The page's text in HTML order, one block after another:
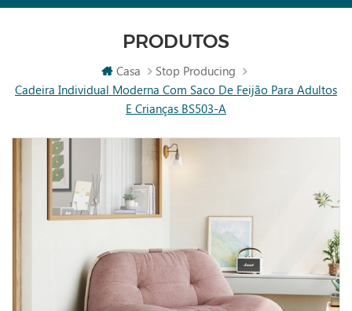
PRODUTOS
Casa
Stop Producing
Cadeira Individual Moderna Com Saco De Feijão Para Adultos
E Crianças BS503-A